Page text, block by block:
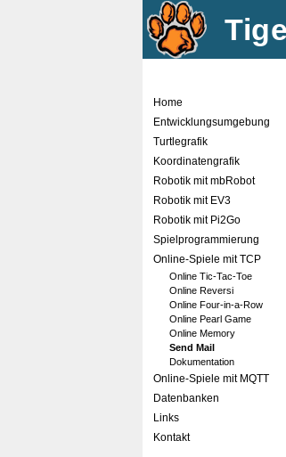
Home
Entwicklungsumgebung
Turtlegrafik
Koordinatengrafik
Robotik mit mbRobot
Robotik mit EV3
Robotik mit Pi2Go
Spielprogrammierung
Online-Spiele mit TCP
Online Tic-Tac-Toe
Online Reversi
Online Four-in-a-Row
Online Pearl Game
Online Memory
Send Mail
Dokumentation
Online-Spiele mit MQTT
Datenbanken
Links
Kontakt